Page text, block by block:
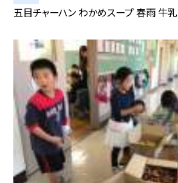
五目チャーハン わかめスープ 春雨 牛乳